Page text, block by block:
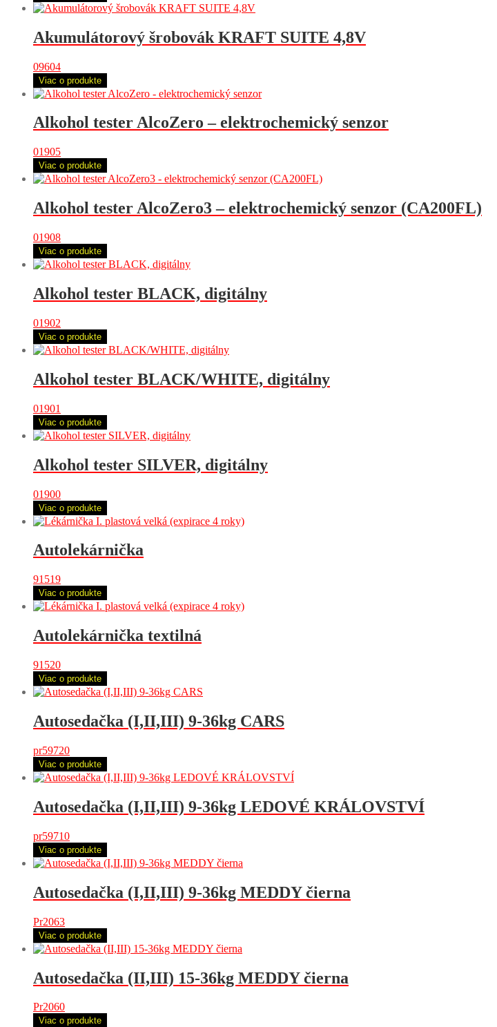
Akumulátorový šrobovák KRAFT SUITE 4,8V
09604
Viac o produkte
Alkohol tester AlcoZero – elektrochemický senzor
01905
Viac o produkte
Alkohol tester AlcoZero3 – elektrochemický senzor (CA200FL)
01908
Viac o produkte
Alkohol tester BLACK, digitálny
01902
Viac o produkte
Alkohol tester BLACK/WHITE, digitálny
01901
Viac o produkte
Alkohol tester SILVER, digitálny
01900
Viac o produkte
Autolekárnička
91519
Viac o produkte
Autolekárnička textilná
91520
Viac o produkte
Autosedačka (I,II,III) 9-36kg CARS
pr59720
Viac o produkte
Autosedačka (I,II,III) 9-36kg LEDOVÉ KRÁLOVSTVÍ
pr59710
Viac o produkte
Autosedačka (I,II,III) 9-36kg MEDDY čierna
Pr2063
Viac o produkte
Autosedačka (II,III) 15-36kg MEDDY čierna
Pr2060
Viac o produkte